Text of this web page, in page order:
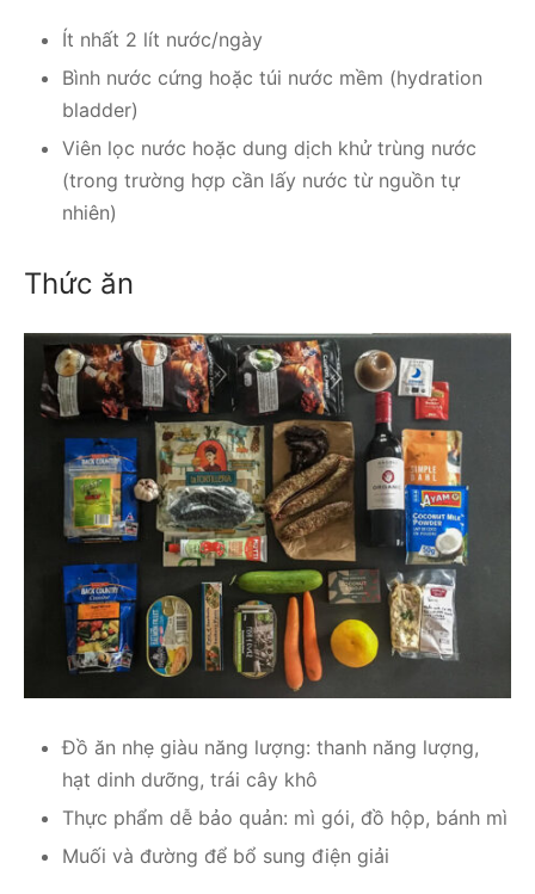
Ít nhất 2 lít nước/ngày
Bình nước cứng hoặc túi nước mềm (hydration
bladder)
Viên lọc nước hoặc dung dịch khử trùng nước
(trong trường hợp cần lấy nước từ nguồn tự
nhiên)
Thức ăn
Đồ ăn nhẹ giàu năng lượng: thanh năng lượng,
hạt dinh dưỡng, trái cây khô
Thực phẩm dễ bảo quản: mì gói, đồ hộp, bánh mì
Muối và đường để bổ sung điện giải